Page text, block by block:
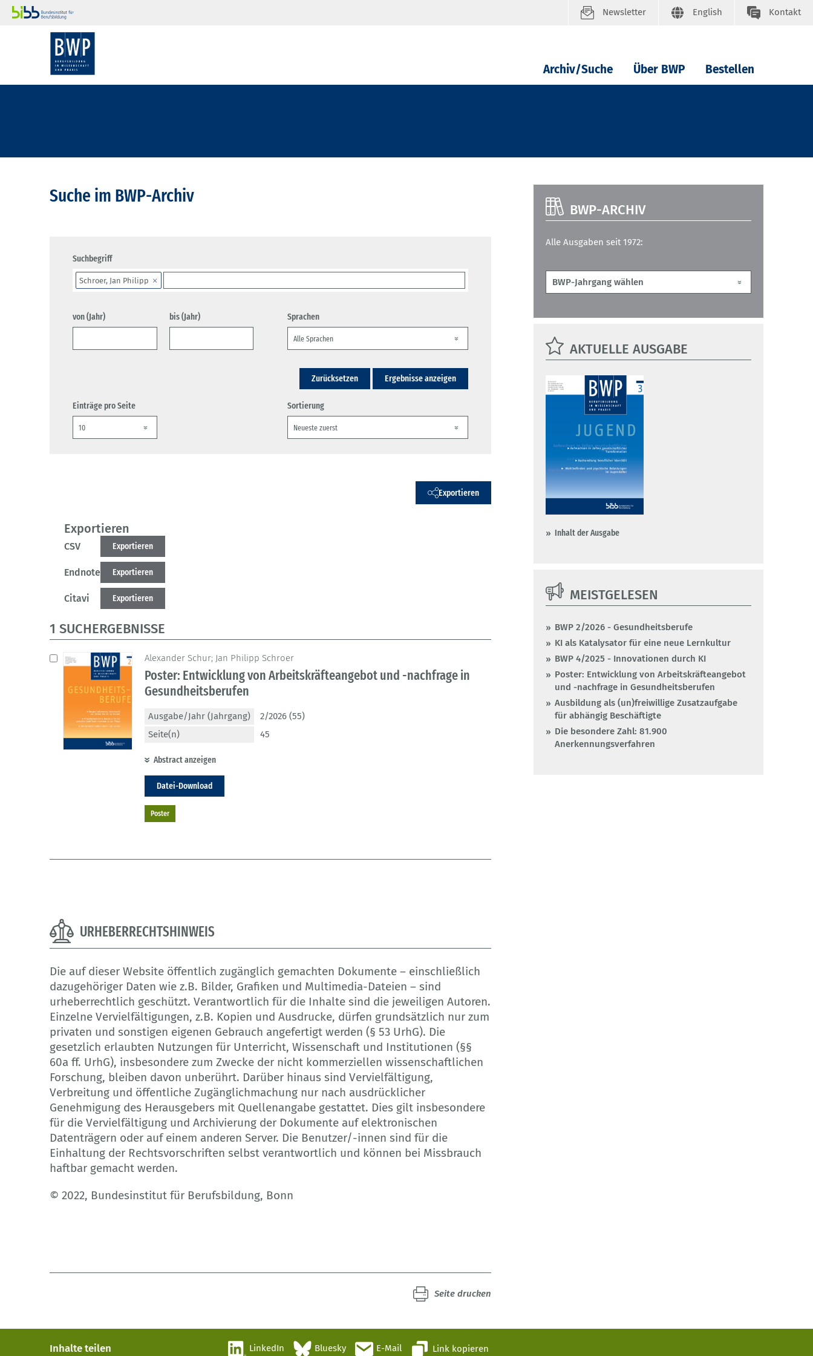
Newsletter English Kontakt
Archiv/Suche Über BWP Bestellen
Suche im BWP-Archiv
Suchbegriff
Schroer, Jan Philipp
von (Jahr) bis (Jahr) Sprachen
Zurücksetzen Ergebnisse anzeigen
Einträge pro Seite Sortierung
Exportieren
Exportieren
CSV Exportieren
Endnote Exportieren
Citavi Exportieren
1 SUCHERGEBNISSE
Alexander Schur; Jan Philipp Schroer
Poster: Entwicklung von Arbeitskräfteangebot und -nachfrage in
Gesundheitsberufen
Ausgabe/Jahr (Jahrgang)
2/2026 (55)
Seite(n)
45
Abstract anzeigen
Datei-Download
Poster
URHEBERRECHTSHINWEIS
Die auf dieser Website öffentlich zugänglich gemachten Dokumente – einschließlich
dazugehöriger Daten wie z.B. Bilder, Grafiken und Multimedia-Dateien – sind
urheberrechtlich geschützt. Verantwortlich für die Inhalte sind die jeweiligen Autoren.
Einzelne Vervielfältigungen, z.B. Kopien und Ausdrucke, dürfen grundsätzlich nur zum
privaten und sonstigen eigenen Gebrauch angefertigt werden (§ 53 UrhG). Die
gesetzlich erlaubten Nutzungen für Unterricht, Wissenschaft und Institutionen (§§
60a ff. UrhG), insbesondere zum Zwecke der nicht kommerziellen wissenschaftlichen
Forschung, bleiben davon unberührt. Darüber hinaus sind Vervielfältigung,
Verbreitung und öffentliche Zugänglichmachung nur nach ausdrücklicher
Genehmigung des Herausgebers mit Quellenangabe gestattet. Dies gilt insbesondere
für die Vervielfältigung und Archivierung der Dokumente auf elektronischen
Datenträgern oder auf einem anderen Server. Die Benutzer/-innen sind für die
Einhaltung der Rechtsvorschriften selbst verantwortlich und können bei Missbrauch
haftbar gemacht werden.
© 2022, Bundesinstitut für Berufsbildung, Bonn
Seite drucken
BWP-ARCHIV
Alle Ausgaben seit 1972:
AKTUELLE AUSGABE
Inhalt der Ausgabe
MEISTGELESEN
BWP 2/2026 - Gesundheitsberufe
KI als Katalysator für eine neue Lernkultur
BWP 4/2025 - Innovationen durch KI
Poster: Entwicklung von Arbeitskräfteangebot
und -nachfrage in Gesundheitsberufen
Ausbildung als (un)freiwillige Zusatzaufgabe
für abhängig Beschäftigte
Die besondere Zahl: 81.900
Anerkennungsverfahren
Inhalte teilen LinkedIn Bluesky E-Mail Link kopieren